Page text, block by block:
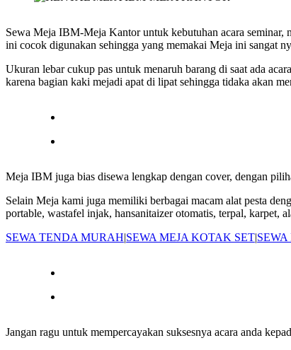
Sewa Meja IBM-Meja Kantor untuk kebutuhan acara
ini cocok digunakan sehingga yang memakai Meja ini sangat
Ukuran lebar cukup pas untuk menaruh barang di saat ada
karena bagian kaki mejadi apat di lipat sehingga tidaka akan
Meja IBM juga bias disewa lengkap dengan cover, dengan
Selain Meja kami juga memiliki berbagai macam alat pesta
portable, wastafel injak, hansanitaizer otomatis, terpal, karpet,
SEWA TENDA MURAH|SEWA MEJA KOTAK SET|
Jangan ragu untuk mempercayakan suksesnya acara anda